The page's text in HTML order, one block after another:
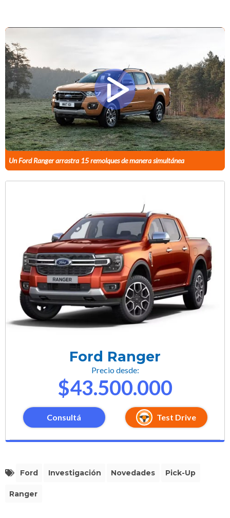
Un Ford Ranger arrastra 15 remolques de manera simultánea
Ford Ranger
Precio desde:
$43.500.000
Consultá Test Drive
Ford Investigación Novedades Pick-Up
Ranger